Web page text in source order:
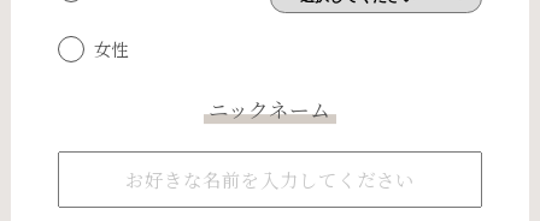
女性
ニックネーム